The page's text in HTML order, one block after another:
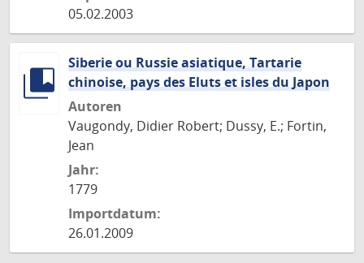
05.02.2003
Siberie ou Russie asiatique, Tartarie
chinoise, pays des Eluts et isles du Japon
Autoren
Vaugondy, Didier Robert; Dussy, E.; Fortin,
Jean
Jahr:
1779
Importdatum:
26.01.2009